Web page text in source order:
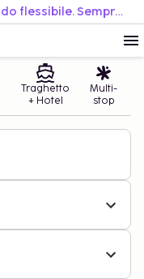
Prenota facilmente. Viaggia in modo flessibile. Sempre al miglior prezzo.
Traghetto
+ Hotel
Multi-
stop